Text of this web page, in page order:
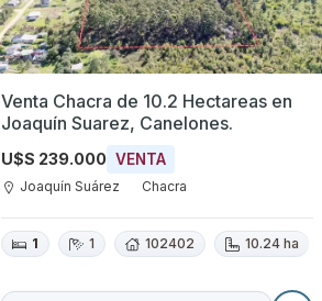
Venta Chacra de 10.2 Hectareas en
Joaquín Suarez, Canelones.
U$S 239.000 VENTA
Joaquín Suárez Chacra
1 1 102402 10.24 ha